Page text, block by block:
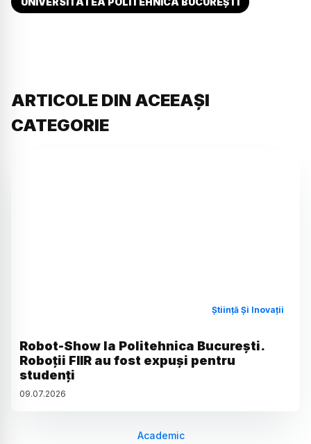
ARTICOLE DIN ACEEAȘI
CATEGORIE
Știință Și Inovații
Robot-Show la Politehnica București.
Roboții FIIR au fost expuși pentru
studenți
09.07.2026
Academic